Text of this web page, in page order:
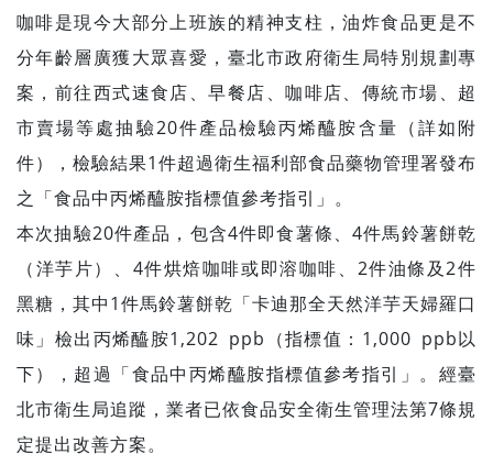
咖啡是現今大部分上班族的精神支柱，油炸食品更是不
分年齡層廣獲大眾喜愛，臺北市政府衛生局特別規劃專
案，前往西式速食店、早餐店、咖啡店、傳統市場、超
市賣場等處抽驗20件產品檢驗丙烯醯胺含量（詳如附
件），檢驗結果1件超過衛生福利部食品藥物管理署發布
之「食品中丙烯醯胺指標值參考指引」。
本次抽驗20件產品，包含4件即食薯條、4件馬鈴薯餅乾
（洋芋片）、4件烘焙咖啡或即溶咖啡、2件油條及2件
黑糖，其中1件馬鈴薯餅乾「卡迪那全天然洋芋天婦羅口
味」檢出丙烯醯胺1,202 ppb（指標值：1,000 ppb以
下），超過「食品中丙烯醯胺指標值參考指引」。經臺
北市衛生局追蹤，業者已依食品安全衛生管理法第7條規
定提出改善方案。